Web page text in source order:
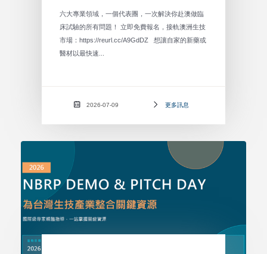
六大專業領域，一個代表團，一次解決你赴澳做臨
床試驗的所有問題！ 立即免費報名，接軌澳洲生技
市場：https://reurl.cc/A9GdDZ 想讓自家的新藥或
醫材以最快速...
2026-07-09 更多訊息